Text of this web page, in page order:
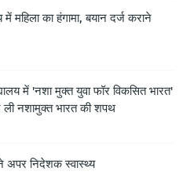
महिला का हंगामा, बयान दर्ज कराने
में 'नशा मुक्त युवा फॉर विकसित भारत'
ली नशामुक्त भारत की शपथ
अपर निदेशक स्वास्थ्य